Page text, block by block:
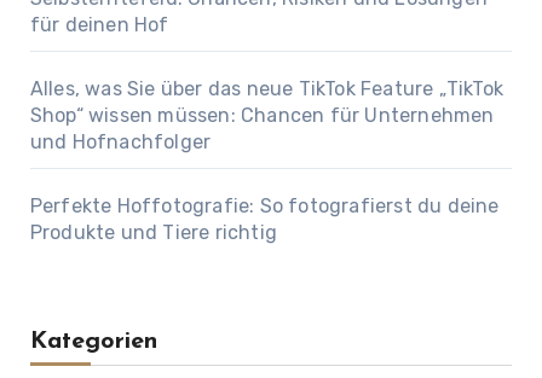
für deinen Hof
Alles, was Sie über das neue TikTok Feature „TikTok
Shop“ wissen müssen: Chancen für Unternehmen
und Hofnachfolger
Perfekte Hoffotografie: So fotografierst du deine
Produkte und Tiere richtig
Kategorien